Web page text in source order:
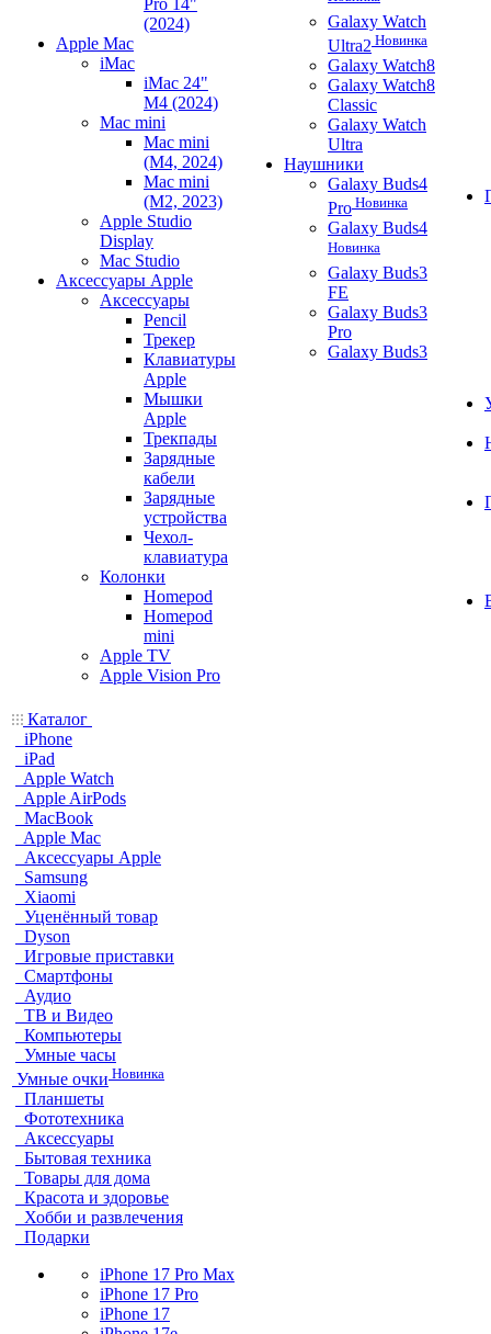
Pro 14"
(2024)
Apple Mac
iMac
iMac 24"
M4 (2024)
Mac mini
Mac mini
(M4, 2024)
Mac mini
(M2, 2023)
Apple Studio
Display
Mac Studio
Аксессуары Apple
Аксессуары
Pencil
Трекер
Клавиатуры
Apple
Мышки
Apple
Трекпады
Зарядные
кабели
Зарядные
устройства
Чехол-
клавиатура
Колонки
Homepod
Homepod
mini
Apple TV
Apple Vision Pro
Galaxy Watch
Ultra2 Новинка
Galaxy Watch8
Galaxy Watch8
Classic
Galaxy Watch
Ultra
Наушники
Galaxy Buds4
Pro Новинка
Galaxy Buds4
Новинка
Galaxy Buds3
FE
Galaxy Buds3
Pro
Galaxy Buds3
Каталог
iPhone
iPad
Apple Watch
Apple AirPods
MacBook
Apple Mac
Аксессуары Apple
Samsung
Xiaomi
Уценённый товар
Dyson
Игровые приставки
Смартфоны
Аудио
ТВ и Видео
Компьютеры
Умные часы
Умные очки Новинка
Планшеты
Фототехника
Аксессуары
Бытовая техника
Товары для дома
Красота и здоровье
Хобби и развлечения
Подарки
iPhone 17 Pro Max
iPhone 17 Pro
iPhone 17